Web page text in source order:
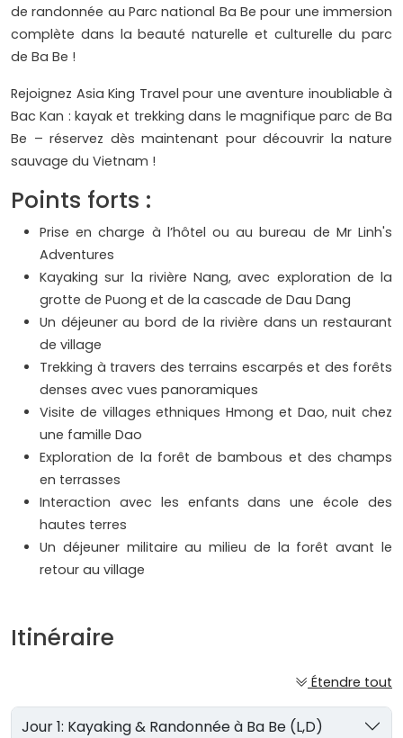
de randonnée au Parc national Ba Be pour une immersion
complète dans la beauté naturelle et culturelle du parc
de Ba Be !
Rejoignez Asia King Travel pour une aventure inoubliable à
Bac Kan : kayak et trekking dans le magnifique parc de Ba
Be – réservez dès maintenant pour découvrir la nature
sauvage du Vietnam !
Points forts :
Prise en charge à l’hôtel ou au bureau de Mr Linh's
Adventures
Kayaking sur la rivière Nang, avec exploration de la
grotte de Puong et de la cascade de Dau Dang
Un déjeuner au bord de la rivière dans un restaurant
de village
Trekking à travers des terrains escarpés et des forêts
denses avec vues panoramiques
Visite de villages ethniques Hmong et Dao, nuit chez
une famille Dao
Exploration de la forêt de bambous et des champs
en terrasses
Interaction avec les enfants dans une école des
hautes terres
Un déjeuner militaire au milieu de la forêt avant le
retour au village
Itinéraire
Étendre tout
Jour 1: Kayaking & Randonnée à Ba Be (L,D)